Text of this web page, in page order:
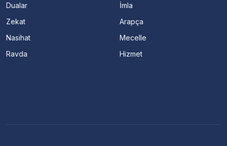
Dualar
Zekat
Nasihat
Ravda
İmla
Arapça
Mecelle
Hizmet